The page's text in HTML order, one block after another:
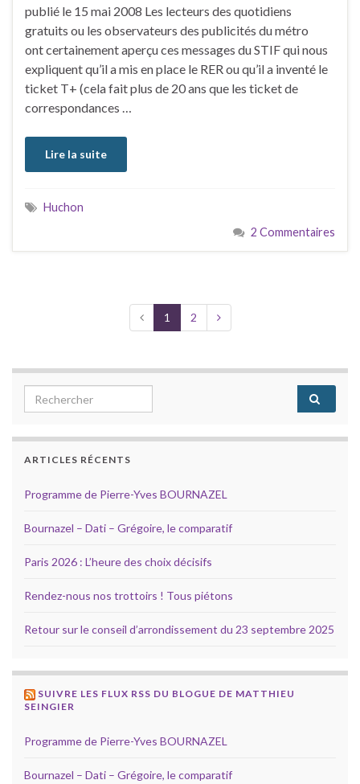
publié le 15 mai 2008 Les lecteurs des quotidiens
gratuits ou les observateurs des publicités du métro
ont certainement aperçu ces messages du STIF qui nous
expliquent qu’il a mis en place le RER ou qu’il a inventé le
ticket T+ (cela fait plus de 20 ans que les ticket de
correspondances …
Lire la suite
Huchon
2 Commentaires
1 2
Search for:
ARTICLES RÉCENTS
Programme de Pierre-Yves BOURNAZEL
Bournazel – Dati – Grégoire, le comparatif
Paris 2026 : L’heure des choix décisifs
Rendez-nous nos trottoirs ! Tous piétons
Retour sur le conseil d’arrondissement du 23 septembre 2025
SUIVRE LES FLUX RSS DU BLOGUE DE MATTHIEU
SEINGIER
Programme de Pierre-Yves BOURNAZEL
Bournazel – Dati – Grégoire, le comparatif